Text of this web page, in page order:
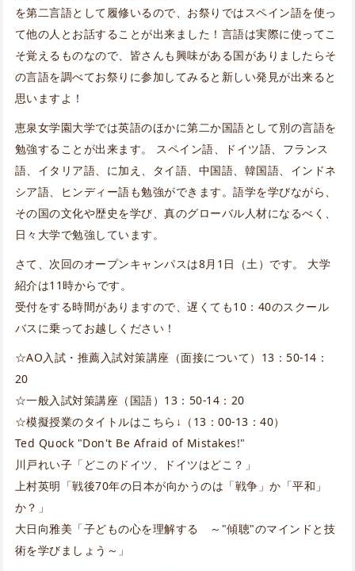
を第二言語として履修いるので、お祭りではスペイン語を使っ
て他の人とお話することが出来ました！言語は実際に使ってこ
そ覚えるものなので、皆さんも興味がある国がありましたらそ
の言語を調べてお祭りに参加してみると新しい発見が出来ると
思いますよ！
恵泉女学園大学では英語のほかに第二か国語として別の言語を
勉強することが出来ます。 スペイン語、ドイツ語、フランス
語、イタリア語、に加え、タイ語、中国語、韓国語、インドネ
シア語、ヒンディー語も勉強ができます。語学を学びながら、
その国の文化や歴史を学び、真のグローバル人材になるべく、
日々大学で勉強しています。
さて、次回のオープンキャンパスは8月1日（土）です。 大学
紹介は11時からです。
受付をする時間がありますので、遅くても10：40のスクール
バスに乗ってお越しください！
☆AO入試・推薦入試対策講座（面接について）13：50-14：
20
☆一般入試対策講座（国語）13：50-14：20
☆模擬授業のタイトルはこちら↓（13：00-13：40）
Ted Quock "Don't Be Afraid of Mistakes!"
川戸れい子「どこのドイツ、ドイツはどこ？」
上村英明「戦後70年の日本が向かうのは「戦争」か「平和」
か？」
大日向雅美「子どもの心を理解する ～"傾聴"のマインドと技
術を学びましょう～」